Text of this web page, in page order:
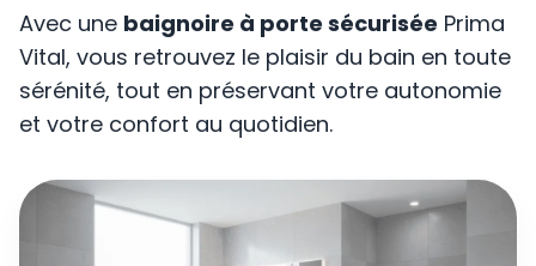
Avec une baignoire à porte sécurisée Prima
Vital, vous retrouvez le plaisir du bain en toute
sérénité, tout en préservant votre autonomie
et votre confort au quotidien.